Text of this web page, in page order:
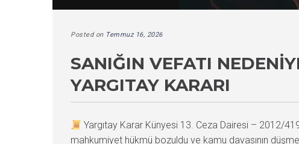
Posted on Temmuz 16, 2026
SANIĞIN VEFATI
YARGITAY KARARI
Yargıtay Karar Künyesi 13. Ceza Dairesi – 2012/
mahkumiyet hükmü bozuldu ve kamu davasının